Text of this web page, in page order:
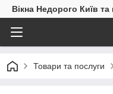
Вікна Недорого Київ
Товари та послуги